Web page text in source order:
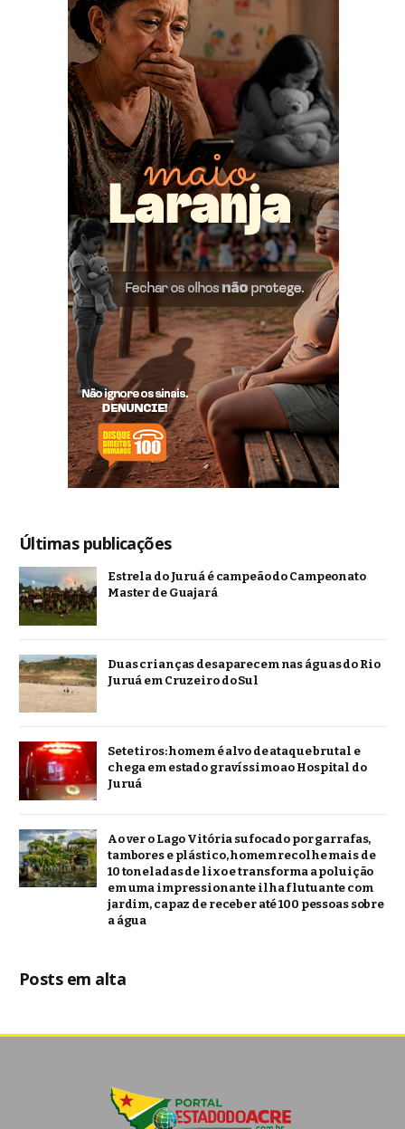
Últimas publicações
Estrela do Juruá é campeão do Campeonato
Master de Guajará
Duas crianças desaparecem nas águas do Rio
Juruá em Cruzeiro do Sul
Sete tiros: homem é alvo de ataque brutal e
chega em estado gravíssimo ao Hospital do
Juruá
Ao ver o Lago Vitória sufocado por garrafas,
tambores e plástico, homem recolhe mais de
10 toneladas de lixo e transforma a poluição
em uma impressionante ilha flutuante com
jardim, capaz de receber até 100 pessoas sobre
a água
Posts em alta